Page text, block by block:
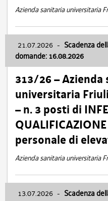
Azienda sanitaria universitaria
21.07.2026 - Scadenza
domande: 16.08.2026
313/26 – Azienda
universitaria
– n. 3 posti di
personale di
Azienda sanitaria universitaria
13.07.2026 - Scadenza